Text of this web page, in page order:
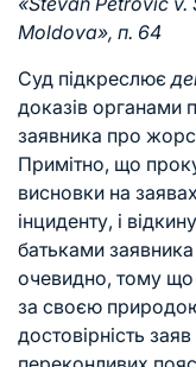
Moldova», п. 64
Суд підкреслює
доказів органами
заявника про
Примітно, що
висновки на
інциденту, і
батьками
очевидно, тому
за своєю
достовірність